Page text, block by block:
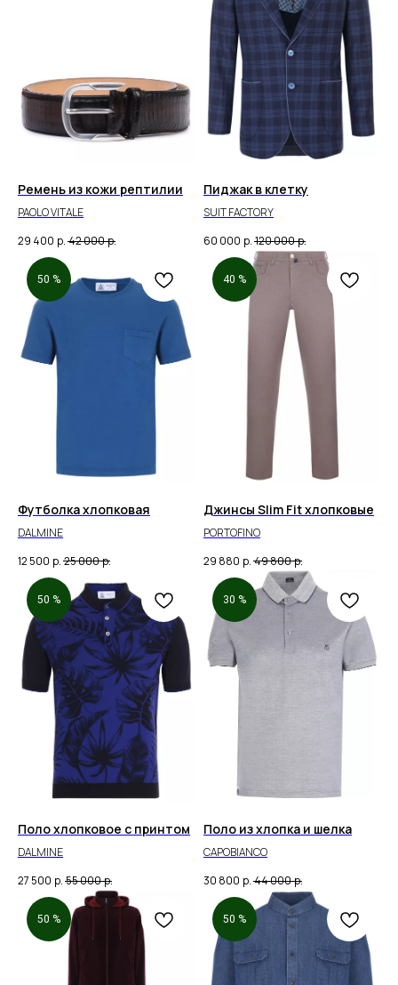
Ремень из кожи рептилии
PAOLO VITALE
29 400 р. 42 000р.
Пиджак в клетку
SUIT FACTORY
60 000 р. 120 000р.
50 %
Футболка хлопковая
DALMINE
12 500 р. 25 000р.
40 %
Джинсы Slim Fit хлопковые
PORTOFINO
29 880 р. 49 800р.
50 %
Поло хлопковое с принтом
DALMINE
27 500 р. 55 000р.
30 %
Поло из хлопка и шелка
CAPOBIANCO
30 800 р. 44 000р.
50 % 50 %